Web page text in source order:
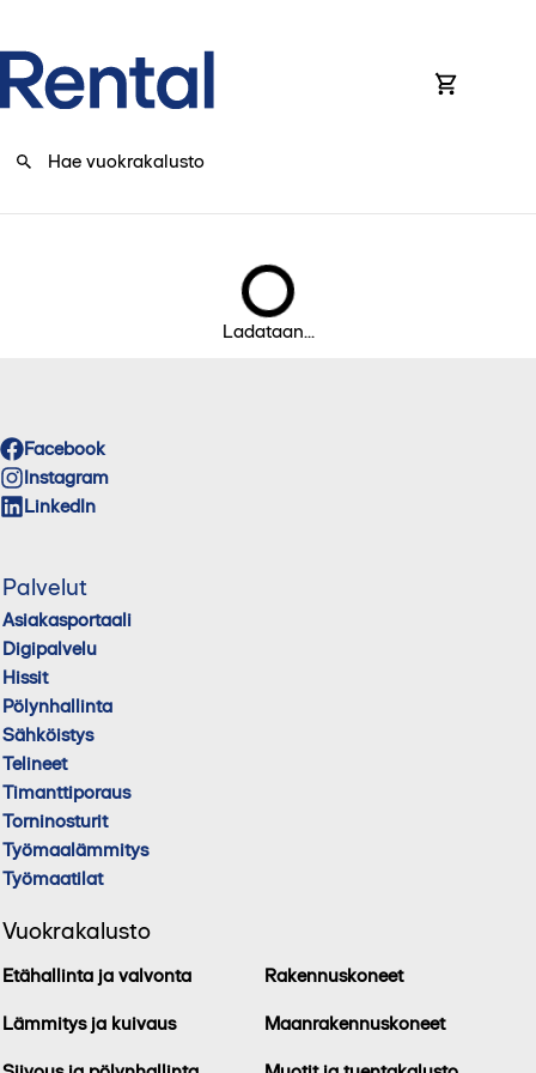
Ladataan...
Facebook
Instagram
LinkedIn
Palvelut
Asiakasportaali
Digipalvelu
Hissit
Pölynhallinta
Sähköistys
Telineet
Timanttiporaus
Torninosturit
Työmaalämmitys
Työmaatilat
Vuokrakalusto
Etähallinta ja valvonta
Lämmitys ja kuivaus
Rakennuskoneet
Maanrakennuskoneet